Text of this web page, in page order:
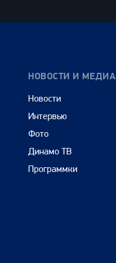
НОВОСТИ И МЕДИА
Новости
Интервью
Фото
Динамо ТВ
Программки